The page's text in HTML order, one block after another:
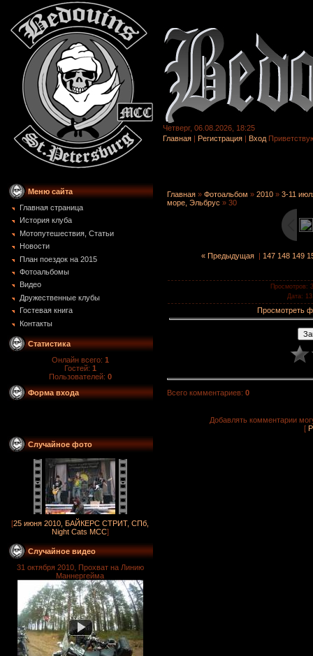
Четверг, 06.08.2026, 18:25
Главная | Регистрация | Вход
Меню сайта
Главная страница
История клуба
Мотопутешествия, Статьи
Новости
План поездок на 2015
Фотоальбомы
Видео
Дружественные клубы
Гостевая книга
Контакты
Статистика
Онлайн всего: 1
Гостей: 1
Пользователей: 0
Форма входа
Случайное фото
[25 июня 2010, БАЙКЕРС СТРИТ, СПб,
Night Cats МСС]
Случайное видео
31 октября 2010, Прохват на Линию
Маннергейма
Главная » Фотоальбом » 2010 » 3-11
море, Эльбрус » 30
« Предыдущая| 147 148 149
Просмотров:
Дата:
Просмотреть
Всего комментариев: 0
Добавлять комментарии
[